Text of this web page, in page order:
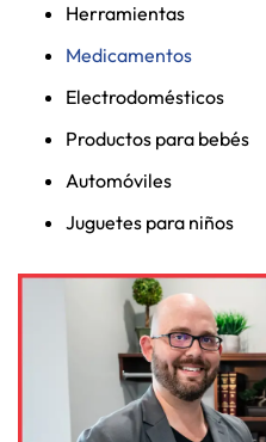
Herramientas
Medicamentos
Electrodomésticos
Productos para bebés
Automóviles
Juguetes para niños